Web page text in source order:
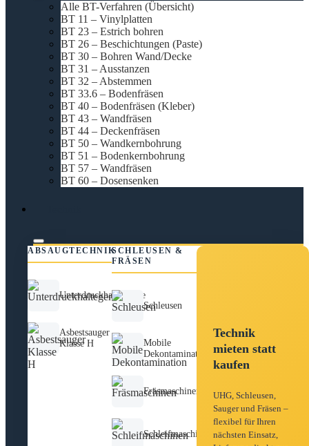
Alle BT-Verfahren (Übersicht)
BT 11 – Vinylplatten
BT 23 – Estrich bohren
BT 26 – Beschichtungen (Paste)
BT 30 – Bohren Wand/Decke
BT 31 – Ausstanzen
BT 32 – Abstemmen
BT 33.6 – Bodenfräsen
BT 40 – Bodenfräsen (Kleber)
BT 43 – Wandfräsen
BT 44 – Deckenfräsen
BT 50 – Wandkernbohrung
BT 51 – Bodenkernbohrung
BT 57 – Wandfräsen
BT 60 – Dosensenken
ABSAUGTECHNIK
Unterdruckhaltegeräte
Asbestsauger
Klasse H
SCHLEUSEN &
FRÄSEN
Schleusen
Mobile
Dekontamination
Fräsmaschinen
Schleifmaschinen
Technik
mieten statt
kaufen
UHG, Schleusen,
Sauger und Fräsen –
flexibel für Ihren
nächsten Einsatz,